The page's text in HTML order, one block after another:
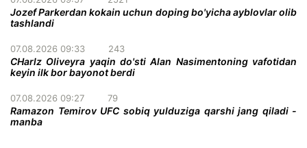
Jozef Parkerdan kokain uchun doping bo'yicha ayblovlar olib
tashlandi
07.08.2026 09:33 243
CHarlz Oliveyra yaqin do'sti Alan Nasimentoning vafotidan
keyin ilk bor bayonot berdi
07.08.2026 09:27 79
Ramazon Temirov UFC sobiq yulduziga qarshi jang qiladi -
manba